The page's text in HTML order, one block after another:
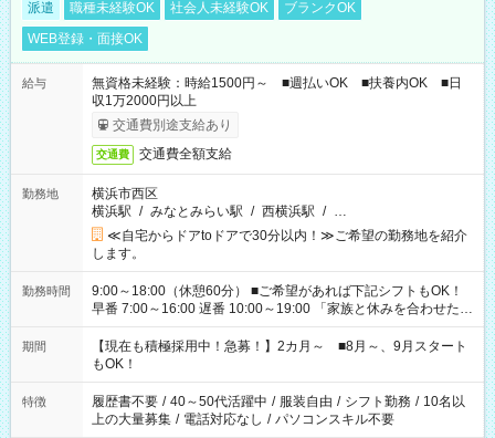
派遣 職種未経験OK 社会人未経験OK
ブランクOK
WEB登録・面接OK
給与
無資格未経験：時給1500円～ ■週払いOK ■扶養内OK ■日
収1万2000円以上
交通費別途支給あり
交通費 交通費全額支給
勤務地
横浜市西区
横浜駅 / みなとみらい駅 / 西横浜駅 / …
≪自宅からドアtoドアで30分以内！≫ご希望の勤務地を紹介
します。
勤務時間
9:00～18:00（休憩60分） ■ご希望があれば下記シフトもOK！
早番 7:00～16:00 遅番 10:00～19:00 「家族と休みを合わせた
い」 「余裕を持って夕飯の準備がしたい」 「できれば残業はし
たくない」 など、ご希望を教えてくださいね。 ※Wワーク希望
の方へ 今ご覧のお仕事で希望する勤務時間と、もう1つのお仕事
の勤務時間。 合計で週40時間を超える場合は応募できません。
期間
【現在も積極採用中！急募！】2カ月～ ■8月～、9月スタート
もOK！
特徴 履歴書不要 / 40～50代活躍中 / 服装自由 / シフト勤務 / 10名以
上の大量募集 / 電話対応なし / パソコンスキル不要